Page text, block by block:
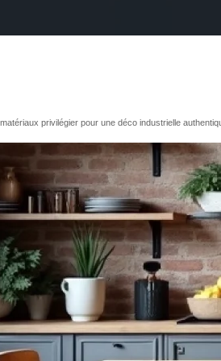
privilégier pour une déco industrielle